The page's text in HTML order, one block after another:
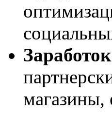
магазины,